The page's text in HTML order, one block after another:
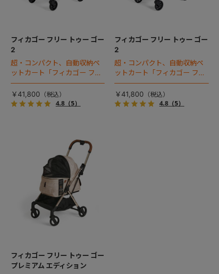
フィカゴー フリー トゥー ゴー
2
超・コンパクト、自動収納ペ
ットカート「フィカゴー フリ
ートゥーゴー」がフルモデル
チェンジ！
￥41,800
4.8（5）
フィカゴー フリー トゥー ゴー
2
超・コンパクト、自動収納ペ
ットカート「フィカゴー フリ
ートゥーゴー」がフルモデル
チェンジ！
￥41,800
4.8（5）
フィカゴー フリー トゥー ゴー
プレミアム エディション